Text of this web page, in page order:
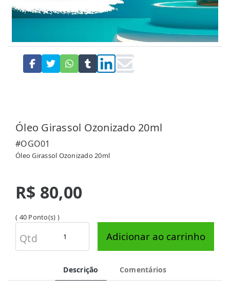
Óleo Girassol Ozonizado 20ml
#OGO01
Óleo Girassol Ozonizado 20ml
R$ 80,00
( 40 Ponto(s) )
Qtd Adicionar ao carrinho
Descrição Comentários